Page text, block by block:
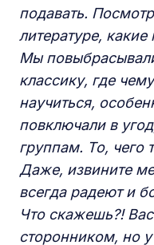
подавать.
литературе,
Мы
классику, где
научиться,
повключали в
группам. То, чего
Даже, извините
всегда радеют и
Что скажешь?!
сторонником, но